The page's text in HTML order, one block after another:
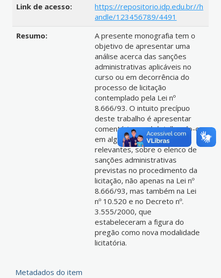
Link de acesso:
https://repositorio.idp.edu.br//h
andle/123456789/4491
Resumo:
A presente monografia tem o
objetivo de apresentar uma
análise acerca das sanções
administrativas aplicáveis no
curso ou em decorrência do
processo de licitação
contemplado pela Lei nº
8.666/93. O intuito precípuo
deste trabalho é apresentar
comentário geral detalhando-o
em alguns pontos mais
relevantes, sobre o elenco de
sanções administrativas
previstas no procedimento da
licitação, não apenas na Lei nº
8.666/93, mas também na Lei
nº 10.520 e no Decreto nº.
3.555/2000, que
estabeleceram a figura do
pregão como nova modalidade
licitatória.
Metadados do item